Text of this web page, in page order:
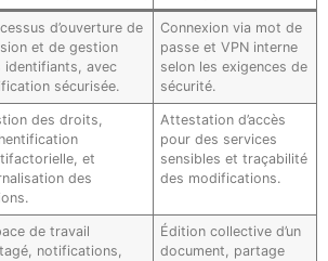
d’ouverture de
et de gestion
identifiants, avec
sécurisée.
Connexion via mot de
passe et VPN interne
selon les exigences de
sécurité.
des droits,
et
des
Attestation d’accès
pour des services
sensibles et traçabilité
des modifications.
de travail
notifications,
Édition collective d’un
document, partage